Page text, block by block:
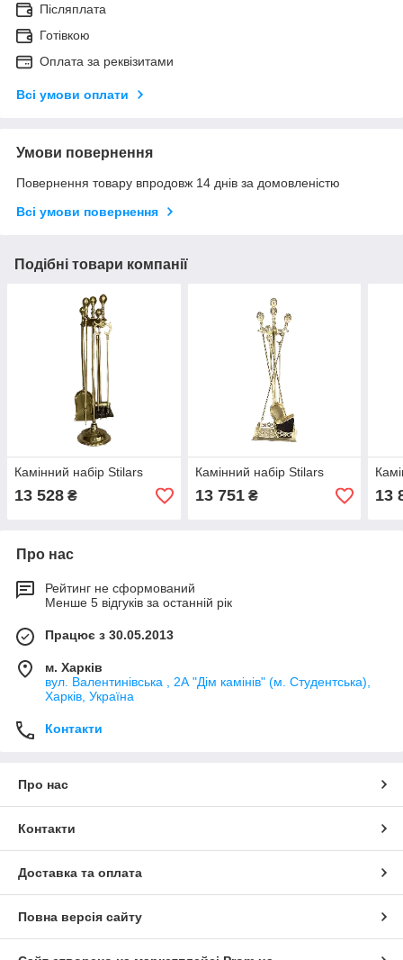
Післяплата
Готівкою
Оплата за реквізитами
Всі умови оплати
Умови повернення
Повернення товару впродовж 14 днів за домовленістю
Всі умови повернення
Подібні товари компанії
Камінний набір Stilars
13 528 ₴
Камінний набір Stilars
13 751₴ 13
Про нас
Рейтинг не сформований
Менше 5 відгуків за останній рік
Працює з 30.05.2013
м. Харків
вул. Валентинівська , 2А "Дім камінів" (м. Студентська),
Харків, Україна
Контакти
Про нас
Контакти
Доставка та оплата
Повна версія сайту